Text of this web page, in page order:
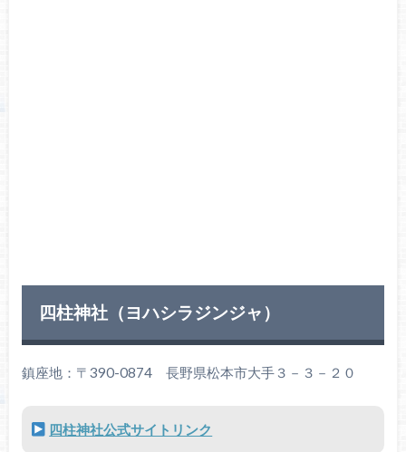
四柱神社（ヨハシラジンジャ）
鎮座地：〒390-0874 長野県松本市大手３－３－２０
四柱神社公式サイトリンク